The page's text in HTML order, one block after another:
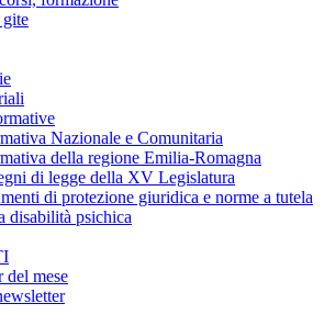
gite
Nazionale e Comunitaria
della regione Emilia-Romagna
di legge della XV Legislatura
di protezione giuridica e norme a tutela
disabilità psichica
del mese